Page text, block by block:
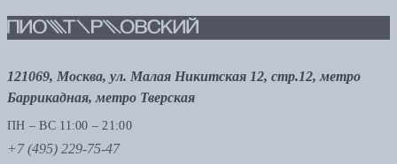
121069, Москва, ул. Малая Никитская 12, стр.12, метро
Баррикадная, метро Тверская
ПН – ВС 11:00 – 21:00
+7 (495) 229-75-47